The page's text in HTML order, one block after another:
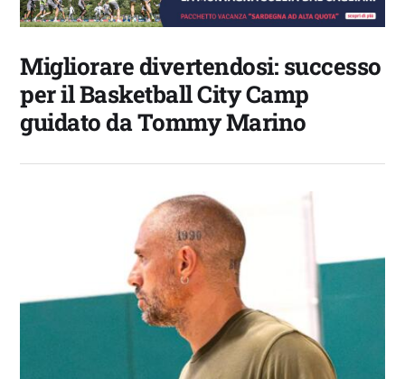
Migliorare divertendosi: successo
per il Basketball City Camp
guidato da Tommy Marino